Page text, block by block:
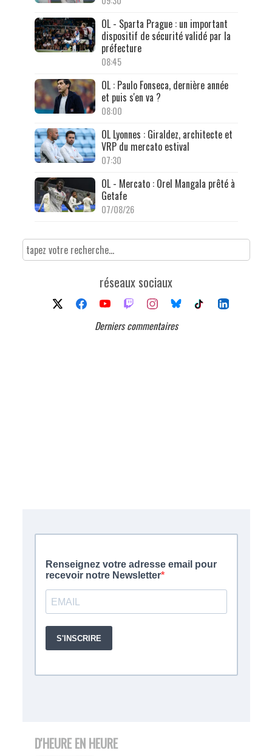
OL - Sparta Prague : un important
dispositif de sécurité validé par la
préfecture
08:45
OL : Paulo Fonseca, dernière année
et puis s'en va ?
08:00
OL Lyonnes : Giraldez, architecte et
VRP du mercato estival
07:30
OL - Mercato : Orel Mangala prêté à
Getafe
07/08/26
réseaux sociaux
Derniers commentaires
D'HEURE EN HEURE